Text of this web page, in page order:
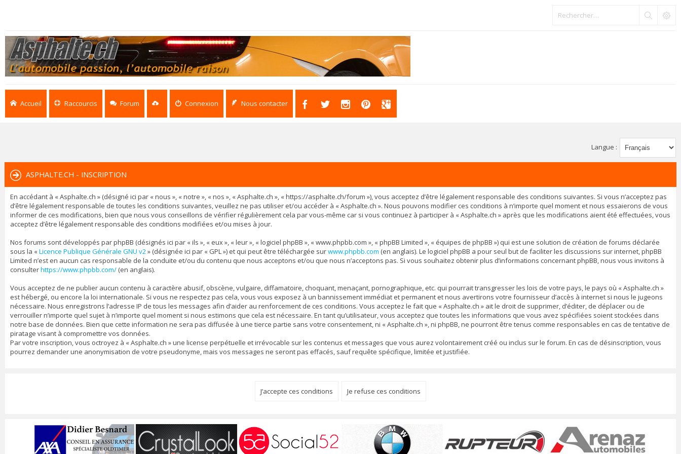
Accueil Raccourcis Forum Connexion Nous contacter
Langue :
ASPHALTE.CH - INSCRIPTION
En accédant à « Asphalte.ch » (désigné ici par « nous », « notre », « nos », « Asphalte.ch », « https://asphalte.ch/forum »), vous acceptez d’être légalement responsable des conditions suivantes. Si vous n’acceptez pas
d’être légalement responsable de toutes les conditions suivantes, veuillez ne pas utiliser et/ou accéder à « Asphalte.ch ». Nous pouvons modifier ces conditions à n’importe quel moment et nous essaierons de vous
informer de ces modifications, bien que nous vous conseillons de vérifier régulièrement cela par vous-même car si vous continuez à participer à « Asphalte.ch » après que les modifications aient été effectuées, vous
acceptez d’être légalement responsable des conditions modifiées et/ou mises à jour.
Nos forums sont développés par phpBB (désignés ici par « ils », « eux », « leur », « logiciel phpBB », « www.phpbb.com », « phpBB Limited », « équipes de phpBB ») qui est une solution de création de forums déclarée
sous la «Licence Publique Générale GNU v2» (désignée ici par « GPL ») et qui peut être téléchargée surwww.phpbb.com (en anglais). Le logiciel phpBB a pour seul but de faciliter les discussions sur internet, phpBB
Limited n’est en aucun cas responsable de la conduite et/ou du contenu que nous acceptons et/ou que nous n’acceptons pas. Si vous souhaitez obtenir plus d’informations concernant phpBB, nous vous invitons à
consulterhttps://www.phpbb.com/ (en anglais).
Vous acceptez de ne publier aucun contenu à caractère abusif, obscène, vulgaire, diffamatoire, choquant, menaçant, pornographique, etc. qui pourrait transgresser les lois de votre pays, le pays où « Asphalte.ch »
est hébergé, ou encore la loi internationale. Si vous ne respectez pas cela, vous vous exposez à un bannissement immédiat et permanent et nous avertirons votre fournisseur d’accès à internet si nous le jugeons
nécessaire. Nous enregistrons l’adresse IP de tous les messages afin d’aider au renforcement de ces conditions. Vous acceptez le fait que « Asphalte.ch » ait le droit de supprimer, d’éditer, de déplacer ou de
verrouiller n’importe quel sujet à n’importe quel moment si nous estimons que cela est nécessaire. En tant qu’utilisateur, vous acceptez que toutes les informations que vous avez spécifiées soient stockées dans
notre base de données. Bien que cette information ne sera pas diffusée à une tierce partie sans votre consentement, ni « Asphalte.ch », ni phpBB, ne pourront être tenus comme responsables en cas de tentative de
piratage visant à compromettre vos données.
Par votre inscription, vous octroyez à « Asphalte.ch » une license perpétuelle et irrévocable sur les contenus et messages que vous aurez volontairement créé ou inclus sur le forum. En cas de désinscription, vous
pourrez demander une anonymisation de votre pseudonyme, mais vos messages ne seront pas effacés, sauf requête spécifique, limitée et justifiée.